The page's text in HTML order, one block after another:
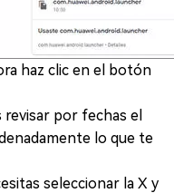
haz clic en el botón
por fechas el
lo que te
seleccionar la X y